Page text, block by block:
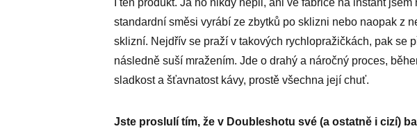
I ten produkt. Já ho nikdy nepil, ani ve fabrice na instant
standardní směsi vyrábí ze zbytků po sklizni nebo naopak z
sklizní. Nejdřív se praží v takových rychlopražičkách, pak se
následně suší mražením. Jde o drahý a náročný proces,
sladkost a šťavnatost kávy, prostě všechna její chuť.
Jste proslulí tím, že v Doubleshotu své (a ostatně i cizí)